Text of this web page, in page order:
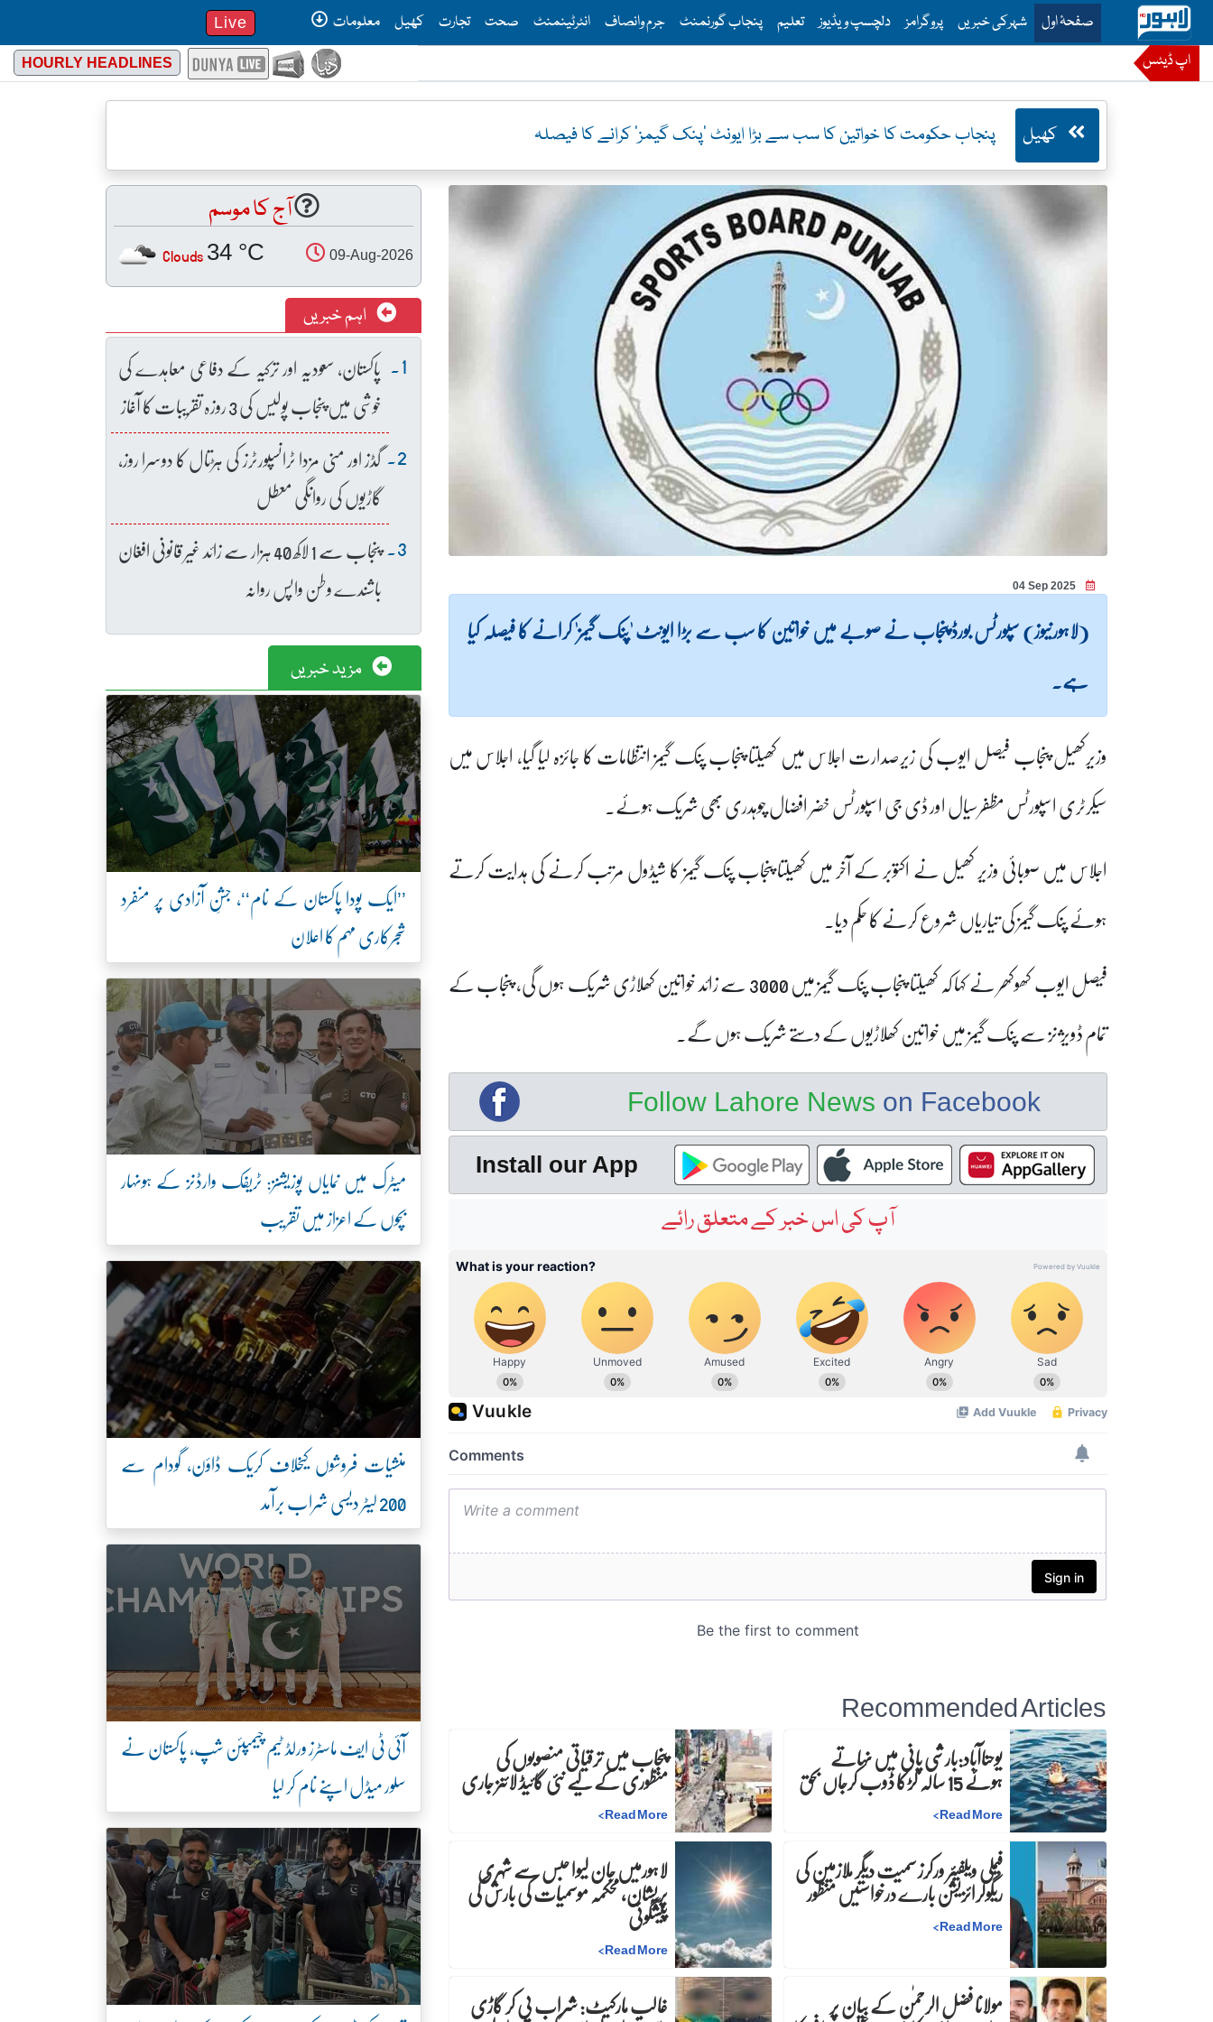
صفحۂ اولThis is the main menu for Lahore News
شہرکی خبریں پروگرامز دلچسپ ویڈیوز تعلیم پنجاب گورنمنٹ جرم وانصاف انٹرٹینمنٹ صحت تجارت کھیل معلومات Live
اپ ڈیٹس HOURLY HEADLINES
کھیل پنجاب حکومت کا خواتین کا سب سے بڑا ایونٹ 'پنک گیمز' کرانے کا فیصلہ
04 Sep 2025
(لاہورنیوز) سپورٹس بورڈ پنجاب نے صوبے میں خواتین کا سب سے بڑا ایونٹ 'پنک گیمز' کرانے کا فیصلہ کیا
ہے۔
وزیرکھیل پنجاب فیصل ایوب کی زیرصدارت اجلاس میں کھیلتا پنجاب پنک گیمز انتظامات کا جائزہ لیا گیا، اجلاس میں
سیکرٹری اسپورٹس مظفرسیال اور ڈی جی اسپورٹس خضر افضال چوہدری بھی شریک ہوئے۔
اجلاس میں صوبائی وزیر کھیل نے اکتوبر کے آخر میں کھیلتا پنجاب پنک گیمز کا شیڈول مرتب کرنے کی ہدایت کرتے
ہوئے پنک گیمز کی تیاریاں شروع کرنے کا حکم دیا۔
فیصل ایوب کھوکھر نے کہا کہ کھیلتا پنجاب پنک گیمز میں 3000 سے زائد خواتین کھلاڑی شریک ہوں گی، پنجاب کے
تمام ڈویژنز سے پنک گیمز میں خواتین کھلاڑیوں کے دستے شریک ہوں گے۔
Follow Lahore News on Facebook
Install our App
آپ کی اس خبر کے متعلق رائے
Recommended Articles
یوحناآباد:بارشی پانی میں نہاتے
ہوئے 15 سالہ لڑکا ڈوب کرجاں بحق
Read More
>
پنجاب میں ترقیاتی منصوبوں کی
منظوری کے لیے نئی گائیڈ لائنز جاری
Read More
>
فیملی ویلفیئر ورکرز سمیت دیگر ملازمین کی
ریگولرائزیشن بارے درخواستیں منظور
Read More
>
لاہورمیں جان لیوا حبس سے شہری
پریشان، محکمہ موسمیات کی بارش کی
پیشگوئی
Read More
>
مولانا فضل الرحمٰن کے بیان پر غالب مارکیٹ: شراب پی کر گاڑی
آج کا موسم
09-Aug-2026
34 °C
Clouds
اہم خبریں
پاکستان، سعودیہ اور ترکیہ کے دفاعی معاہدے کی
خوشی میں پنجاب پولیس کی 3 روزہ تقریبات کا آغاز
گڈز اور منی مزدا ٹرانسپورٹرز کی ہڑتال کا دوسرا روز،
گاڑیوں کی روانگی معطل
پنجاب سے 1 لاکھ 40 ہزار سے زائد غیر قانونی افغان
باشندے وطن واپس روانہ
مزید خبریں
’’ایک پودا پاکستان کے نام‘‘، جشنِ آزادی پر منفرد
شجرکاری مہم کا اعلان
میٹرک میں نمایاں پوزیشنز: ٹریفک وارڈنز کے ہونہار
بچوں کے اعزاز میں تقریب
منشیات فروشوں کیخلاف کریک ڈاؤن، گودام سے
200 لیٹر دیسی شراب برآمد
آئی ٹی ایف ماسٹرز ورلڈ ٹیم چیمپئن شپ، پاکستان نے
سلور میڈل اپنے نام کر لیا